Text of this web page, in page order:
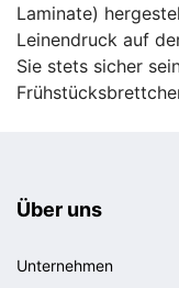
Laminate)
Leinendruck auf
Sie stets sicher
Über uns
Unternehmen